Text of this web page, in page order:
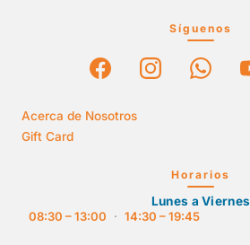
Síguenos
Acerca de Nosotros
Gift Card
Horarios
Lunes a Viernes
08:30 – 13:00
· 14:30 – 19:45